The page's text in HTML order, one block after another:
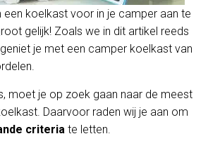
een koelkast voor in je camper aan te
gelijk! Zoals we in dit artikel reeds
je met een camper koelkast van
moet je op zoek gaan naar de meest
Daarvoor raden wij je aan om
criteria te letten.